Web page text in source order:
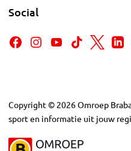
Social
Copyright © 2026Omroep
sport en informatie uit jouw